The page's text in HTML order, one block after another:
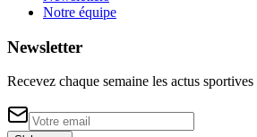
Notre équipe
Newsletter
Recevez chaque semaine les actus sportives